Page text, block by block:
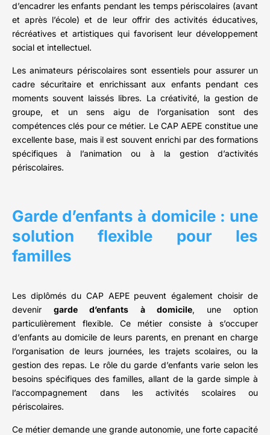
d’encadrer les enfants pendant les temps périscolaires (avant
et après l’école) et de leur offrir des activités éducatives,
récréatives et artistiques qui favorisent leur développement
social et intellectuel.
Les animateurs périscolaires sont essentiels pour assurer un
cadre sécuritaire et enrichissant aux enfants pendant ces
moments souvent laissés libres. La créativité, la gestion de
groupe, et un sens aigu de l’organisation sont des
compétences clés pour ce métier. Le CAP AEPE constitue une
excellente base, mais il est souvent enrichi par des formations
spécifiques à l’animation ou à la gestion d’activités
périscolaires.
Garde d’enfants à domicile : une
solution flexible pour les
familles
Les diplômés du CAP AEPE peuvent également choisir de
devenirgarde d’enfants à domicile, une option
particulièrement flexible. Ce métier consiste à s’occuper
d’enfants au domicile de leurs parents, en prenant en charge
l’organisation de leurs journées, les trajets scolaires, ou la
gestion des repas. Le rôle du garde d’enfants varie selon les
besoins spécifiques des familles, allant de la garde simple à
l’accompagnement dans les activités scolaires ou
périscolaires.
Ce métier demande une grande autonomie, une forte capacité